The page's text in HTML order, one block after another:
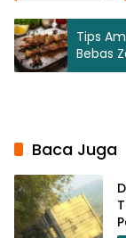
Tips
Bebas
Baca Juga